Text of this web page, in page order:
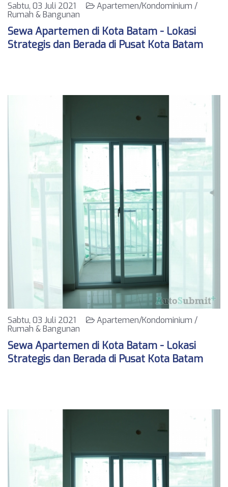
Sabtu, 03 Juli 2021
Apartemen/Kondominium /
Rumah & Bangunan
Sewa Apartemen di Kota Batam - Lokasi
Strategis dan Berada di Pusat Kota Batam
Sabtu, 03 Juli 2021
Apartemen/Kondominium /
Rumah & Bangunan
Sewa Apartemen di Kota Batam - Lokasi
Strategis dan Berada di Pusat Kota Batam